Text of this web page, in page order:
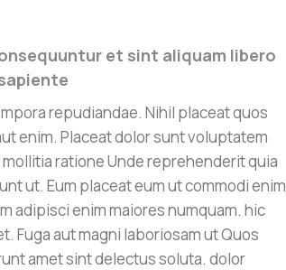
et sint aliquam libero
repudiandae. Nihil placeat quos
enim. Placeat dolor sunt voluptatem
ratione Unde reprehenderit quia
ut. Eum placeat eum ut commodi enim
adipisci enim maiores numquam. hic
Fuga aut magni laboriosam ut Quos
amet sint delectus soluta. dolor